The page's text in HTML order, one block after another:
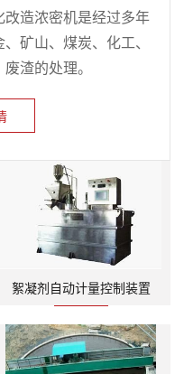
造浓密机是经过多年
矿山、煤炭、化工、
渣的处理。
絮凝剂自动计量控制装置